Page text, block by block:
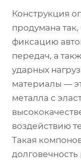
Конструкция
продумана
фиксацию
передач, а
ударных
материалы —
металла с
воздействию
Такая